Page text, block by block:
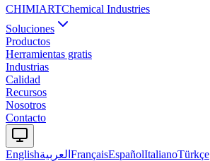
CHIMIARTChemical Industries
Soluciones
Productos
Herramientas gratis
Industrias
Calidad
Recursos
Nosotros
Contacto
Englishالعربية FrançaisEspañolItalianoTürkçe